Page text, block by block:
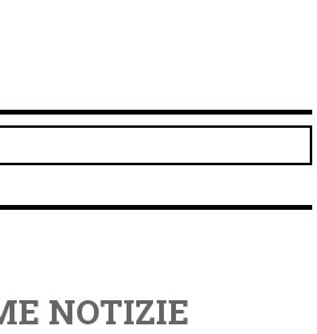
NOTIZIE